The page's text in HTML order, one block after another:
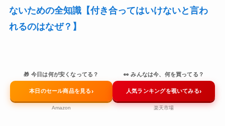
ないための全知識【付き合ってはいけないと言わ
れるのはなぜ？】
🎁 今日は何が安くなってる？
本日のセール商品を見る›
Amazon
👀 みんなは今、何を買ってる？
人気ランキングを覗いてみる›
楽天市場